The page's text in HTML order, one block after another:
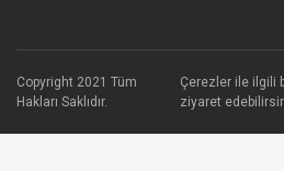
Copyright 2021 Tüm
Hakları Saklıdır.
Çerezler ile ilgili
ziyaret